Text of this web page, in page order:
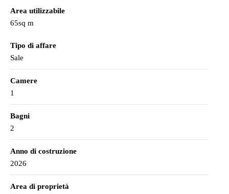
Area utilizzabile
65sq m
Tipo di affare
Sale
Camere
1
Bagni
2
Anno di costruzione
2026
Area di proprietà